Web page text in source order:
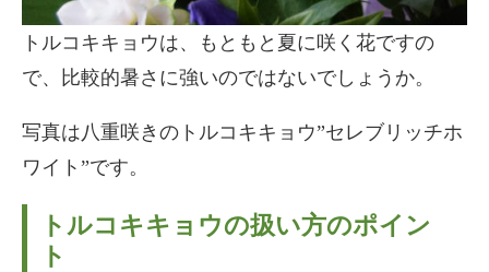
トルコキキョウは、もともと夏に咲く花ですの
で、比較的暑さに強いのではないでしょうか。
写真は八重咲きのトルコキキョウ”セレブリッチホ
ワイト”です。
トルコキキョウの扱い方のポイン
ト